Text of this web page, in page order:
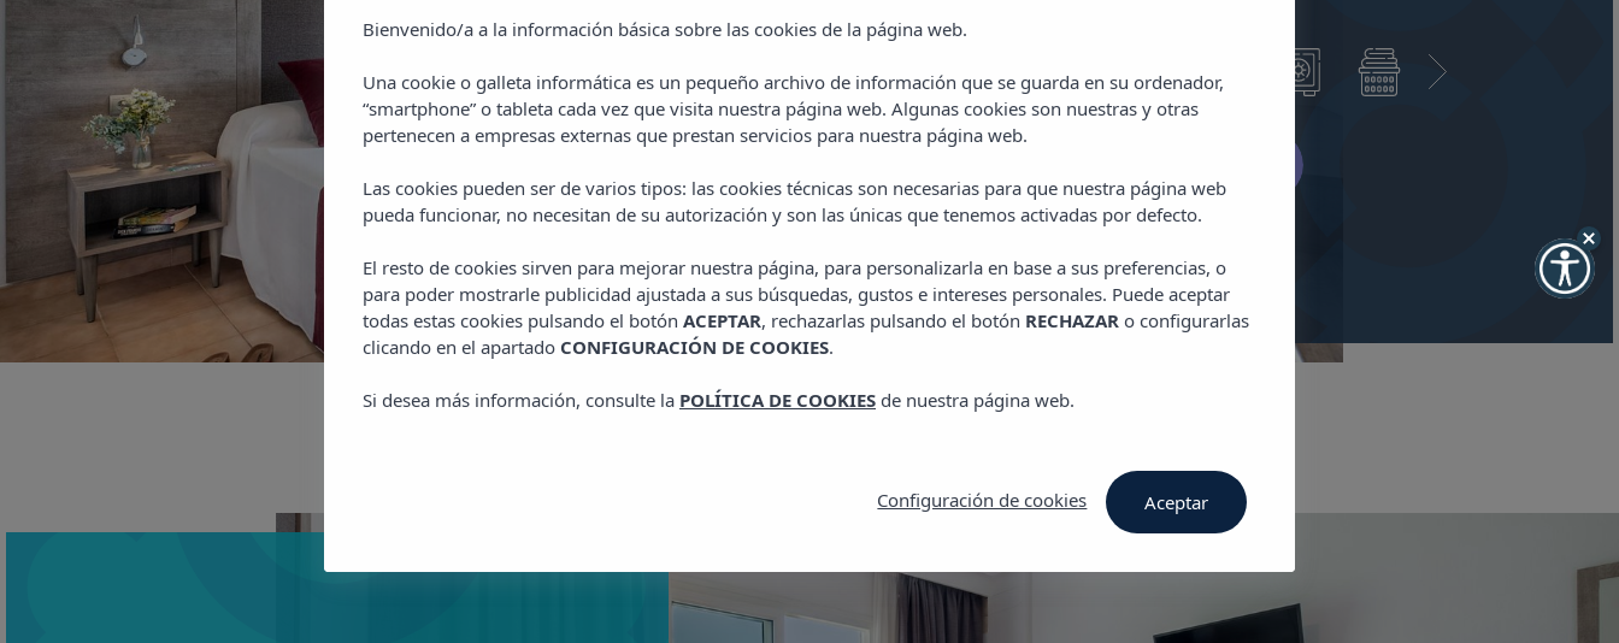
Bienvenido/a a la información básica sobre las cookies de la página web.
Una cookie o galleta informática es un pequeño archivo de información que se guarda en su ordenador,
“smartphone” o tableta cada vez que visita nuestra página web. Algunas cookies son nuestras y otras
pertenecen a empresas externas que prestan servicios para nuestra página web.
Las cookies pueden ser de varios tipos: las cookies técnicas son necesarias para que nuestra página web
pueda funcionar, no necesitan de su autorización y son las únicas que tenemos activadas por defecto.
El resto de cookies sirven para mejorar nuestra página, para personalizarla en base a sus preferencias, o
para poder mostrarle publicidad ajustada a sus búsquedas, gustos e intereses personales. Puede aceptar
todas estas cookies pulsando el botón ACEPTAR, rechazarlas pulsando el botón RECHAZARo configurarlas
clicando en el apartado CONFIGURACIÓN DE COOKIES.
Si desea más información, consulte la POLÍTICA DE COOKIESde nuestra página web.
Configuración de cookies Aceptar